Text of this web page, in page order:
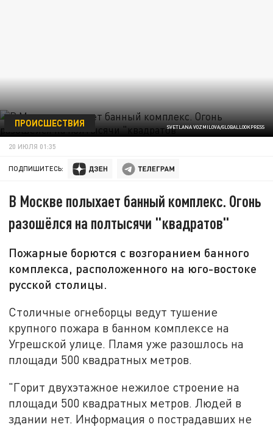
SVETLANA VOZMILOVA/GLOBALLOOKPRESS
ПРОИСШЕСТВИЯ
20 ИЮЛЯ 01:35
ПОДПИШИТЕСЬ:
В Москве полыхает банный комплекс. Огонь
разошёлся на полтысячи "квадратов"
Пожарные борются с возгоранием банного
комплекса, расположенного на юго-востоке
русской столицы.
Столичные огнеборцы ведут тушение
крупного пожара в банном комплексе на
Угрешской улице. Пламя уже разошлось на
площади 500 квадратных метров.
"Горит двухэтажное нежилое строение на
площади 500 квадратных метров. Людей в
здании нет. Информация о пострадавших не